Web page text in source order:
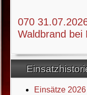
070
Waldbrand bei
Einsätze 2026